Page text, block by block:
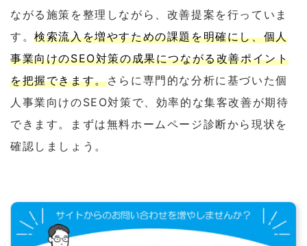
ながる施策を整理しながら、改善提案を行っていま
す。検索流入を増やすための課題を明確にし、個人
事業向けのSEO対策の成果につながる改善ポイント
を把握できます。さらに専門的な分析に基づいた個
人事業向けのSEO対策で、効率的な集客改善が期待
できます。まずは無料ホームページ診断から現状を
確認しましょう。